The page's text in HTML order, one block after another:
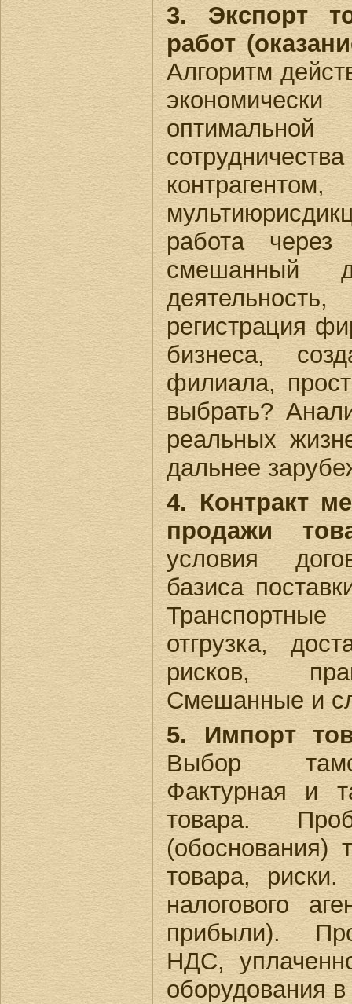
3. Экспорт
работ
Алгоритм
работа через
смешанный
регистрация
бизнеса,
филиала,
выбрать?
реальных
дальнее
4. Контракт
продажи
условия
базиса
отгрузка,
рисков,
Смешанные и
5. Импорт
Выбор
Фактурная и
товара.
(обоснования)
товара,
налогового
прибыли).
НДС,
оборудования